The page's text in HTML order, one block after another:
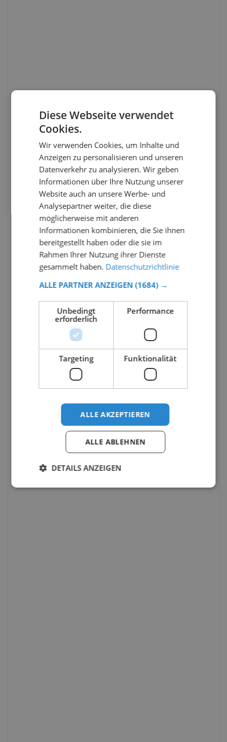
Diese Webseite verwendet
Cookies.
Wir verwenden Cookies, um Inhalte und
Anzeigen zu personalisieren und unseren
Datenverkehr zu analysieren. Wir geben
Informationen über Ihre Nutzung unserer
Website auch an unsere Werbe- und
Analysepartner weiter, die diese
möglicherweise mit anderen
Informationen kombinieren, die Sie ihnen
bereitgestellt haben oder die sie im
Rahmen Ihrer Nutzung ihrer Dienste
gesammelt haben. Datenschutzrichtlinie
ALLE PARTNER ANZEIGEN (1684) →
Unbedingt
erforderlich
Performance
Targeting Funktionalität
ALLE AKZEPTIEREN
ALLE ABLEHNEN
DETAILS ANZEIGEN